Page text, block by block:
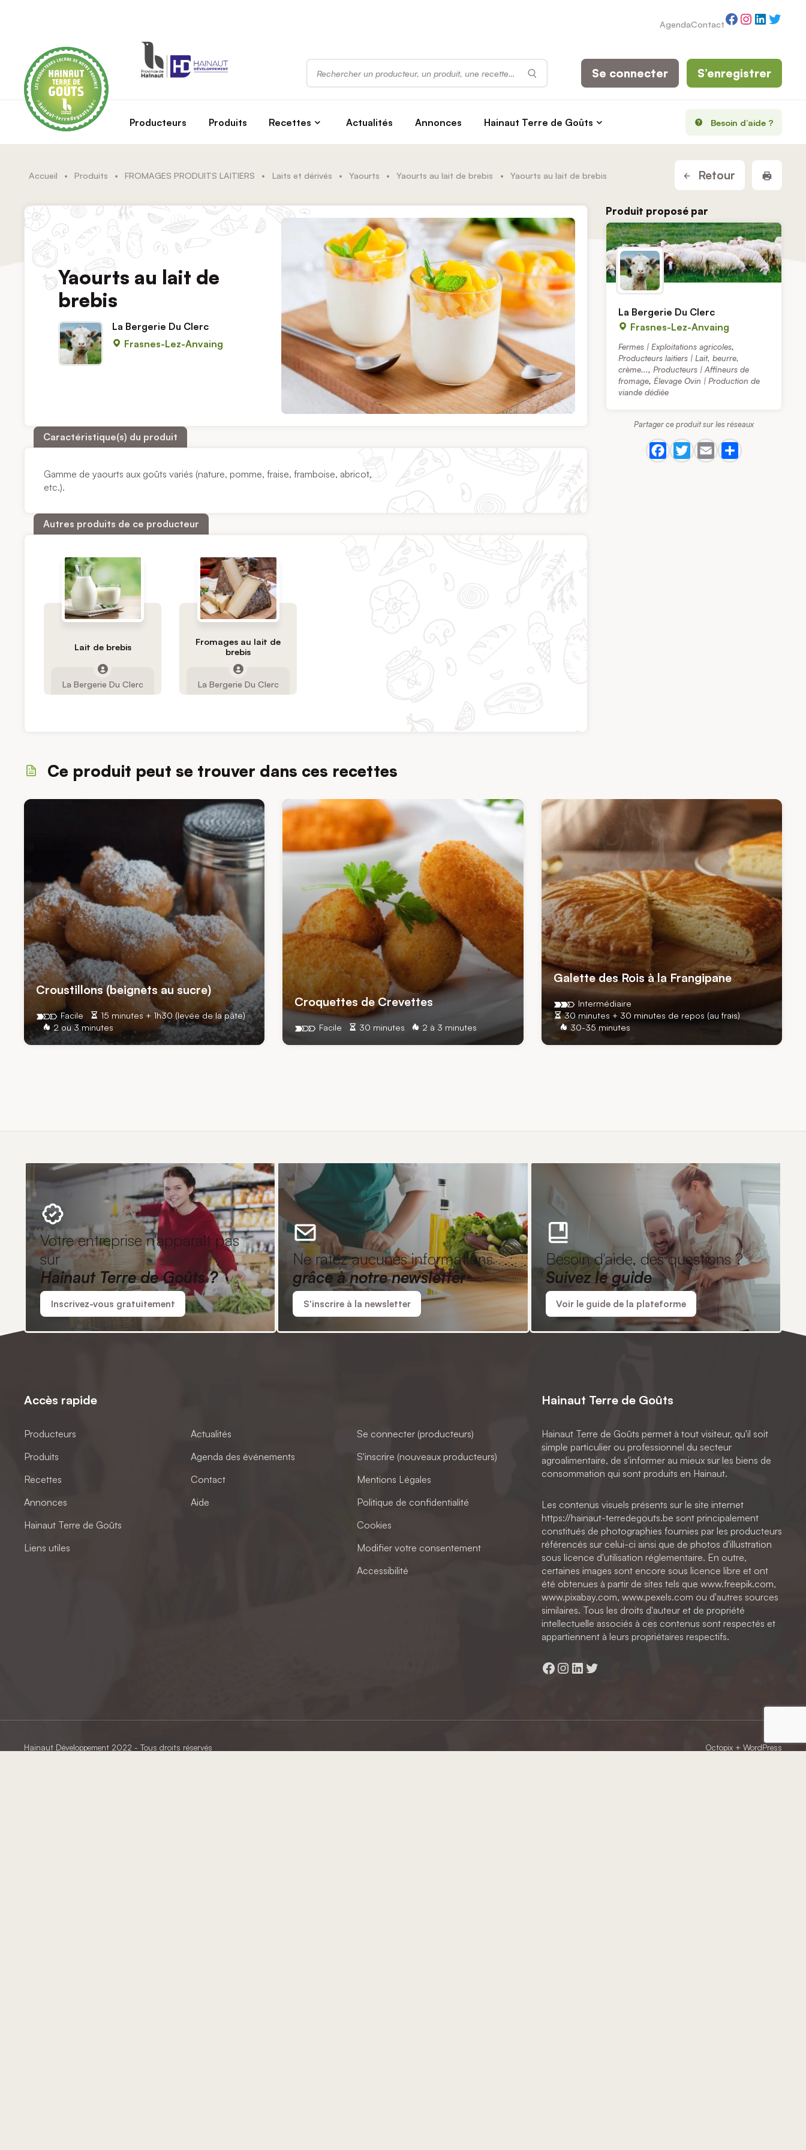
AgendaContactFacebook
Instagram
Rechercher
Producteurs Produits Recettes Actualités Annonces Hainaut Terre de Goûts Besoin d’aide ?
Se connecter S’enregistrer
Accueil • Produits • FROMAGES PRODUITS LAITIERS • Laits et dérivés • Yaourts • Yaourts au lait de brebis • Yaourts au lait de brebis Retour
Yaourts au lait de
brebis
La Bergerie Du Clerc
Frasnes-Lez-Anvaing
Caractéristique(s) du produit
Gamme de yaourts aux goûts variés (nature, pomme, fraise, framboise, abricot,
etc.).
Autres produits de ce producteur
Lait de brebis
La Bergerie Du Clerc
Fromages au lait de
brebis
La Bergerie Du Clerc
Produit proposé par
La Bergerie Du Clerc
Frasnes-Lez-Anvaing
Fermes | Exploitations agricoles,
Producteurs laitiers | Lait, beurre,
crème..., Producteurs | Affineurs de
fromage, Élevage Ovin | Production de
viande dédiée
Partager ce produit sur les réseaux
Ce produit peut se trouver dans ces recettes
Croustillons (beignets au sucre)
15 minutes + 1h30 (levée de la pâte)
2 ou 3 minutes
Facile
Croquettes de Crevettes
30 minutes 2 à 3 minutes
Facile
Galette des Rois à la Frangipane
30 minutes + 30 minutes de repos (au frais)
30-35 minutes
Intermédiaire
Votre entreprise n'apparaît pas
sur
Hainaut Terre de Goûts ?
Inscrivez-vous gratuitement
Ne ratez aucunes informations
grâce à notre newsletter
S'inscrire à la newsletter
Besoin d'aide, des questions ?
Suivez le guide
Voir le guide de la plateforme
Accès rapide
Producteurs
Produits
Recettes
Annonces
Hainaut Terre de Goûts
Liens utiles
Actualités
Agenda des événements
Contact
Aide
Se connecter (producteurs)
S'inscrire (nouveaux producteurs)
Mentions Légales
Politique de confidentialité
Cookies
Modifier votre consentement
Accessibilité
Hainaut Terre de Goûts
Hainaut Terre de Goûts permet à tout visiteur, qu'il soit
simple particulier ou professionnel du secteur
agroalimentaire, de s'informer au mieux sur les biens de
consommation qui sont produits en Hainaut.
Les contenus visuels présents sur le site internet
https://hainaut-terredegouts.be sont principalement
constitués de photographies fournies par les producteurs
référencés sur celui-ci ainsi que de photos d'illustration
sous licence d'utilisation réglementaire. En outre,
certaines images sont encore sous licence libre et ont
été obtenues à partir de sites tels que www.freepik.com,
www.pixabay.com, www.pexels.com ou d'autres sources
similaires. Tous les droits d'auteur et de propriété
intellectuelle associés à ces contenus sont respectés et
appartiennent à leurs propriétaires respectifs.
Facebook
Instagram
LinkedIn
Twitter
Hainaut Développement 2022 - Tous droits réservés Octopix+ WordPress